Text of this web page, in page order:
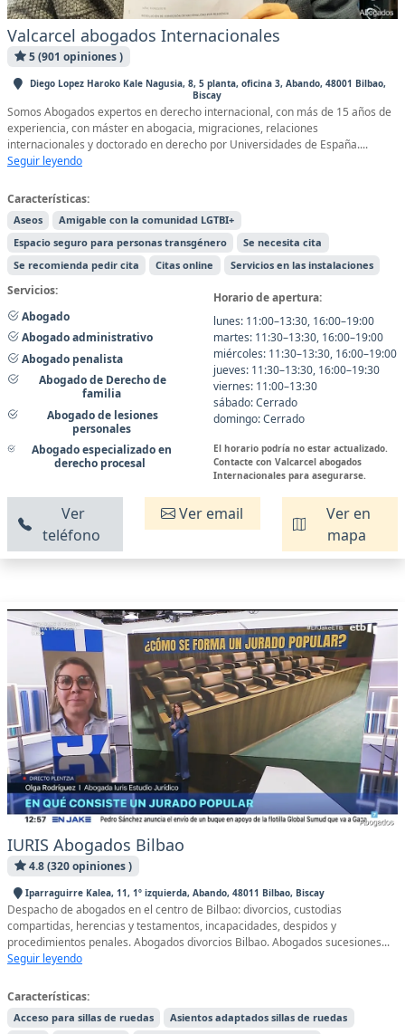
Valcarcel abogados Internacionales
5 (901 opiniones )
Diego Lopez Haroko Kale Nagusia, 8, 5 planta, oficina 3, Abando, 48001 Bilbao,
Biscay
Somos Abogados expertos en derecho internacional, con más de 15 años de
experiencia, con máster en abogacia, migraciones, relaciones
internacionales y doctorado en derecho por Universidades de España....
Seguir leyendo
Características:
Aseos
Amigable con la comunidad LGTBI+
Espacio seguro para personas transgénero
Se necesita cita
Se recomienda pedir cita
Citas online Servicios en las instalaciones
Servicios:
Abogado
Abogado administrativo
Abogado penalista
Abogado de Derecho de
familia
Abogado de lesiones
personales
Abogado especializado en
derecho procesal
Horario de apertura:
lunes: 11:00–13:30, 16:00–19:00
martes: 11:30–13:30, 16:00–19:00
miércoles: 11:30–13:30, 16:00–19:00
jueves: 11:30–13:30, 16:00–19:30
viernes: 11:00–13:30
sábado: Cerrado
domingo: Cerrado
El horario podría no estar actualizado.
Contacte con Valcarcel abogados
Internacionales para asegurarse.
Ver
teléfono
Ver email
Ver en
mapa
IURIS Abogados Bilbao
4.8 (320 opiniones )
Iparraguirre Kalea, 11, 1º izquierda, Abando, 48011 Bilbao, Biscay
Despacho de abogados en el centro de Bilbao: divorcios, custodias
compartidas, herencias y testamentos, incapacidades, despidos y
procedimientos penales. Abogados divorcios Bilbao. Abogados sucesiones...
Seguir leyendo
Características:
Acceso para sillas de ruedas
Asientos adaptados sillas de ruedas